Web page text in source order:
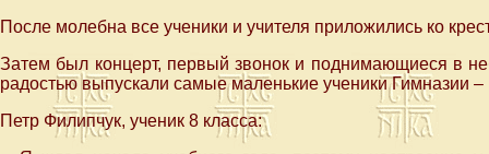
После молебна все ученики и учителя приложились ко
Затем был концерт, первый звонок и поднимающиеся в
радостью выпускали самые маленькие ученики Гимназии –
Петр Филипчук, ученик 8 класса: